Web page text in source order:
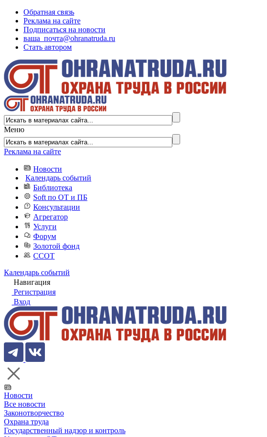
Обратная связь
Реклама на сайте
Подписаться на новости
ваша_почта@ohranatruda.ru
Стать автором
Меню
Реклама на сайте
Новости
Календарь событий
Библиотека
Soft по ОТ и ПБ
Консультации
Агрегатор
Услуги
Форум
Золотой фонд
ССОТ
Календарь событий
Навигация
Регистрация
Вход
Новости
Все новости
Законотворчество
Охрана труда
Государственный надзор и контроль